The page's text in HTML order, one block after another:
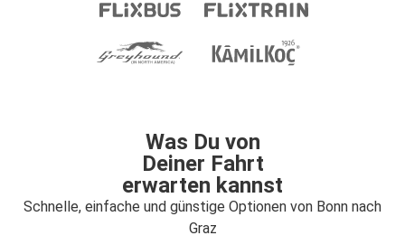
Was Du von
Deiner Fahrt
erwarten kannst
Schnelle, einfache und günstige Optionen von Bonn nach
Graz